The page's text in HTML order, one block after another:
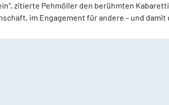
zitierte Pehmöller den berühmten
im Engagement für andere – und damit